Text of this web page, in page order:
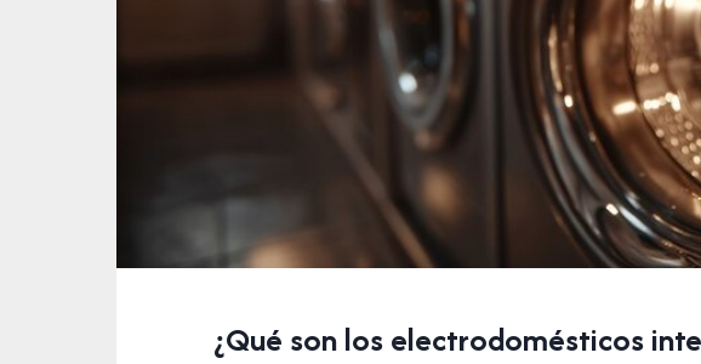
¿Qué son los electrodomésticos